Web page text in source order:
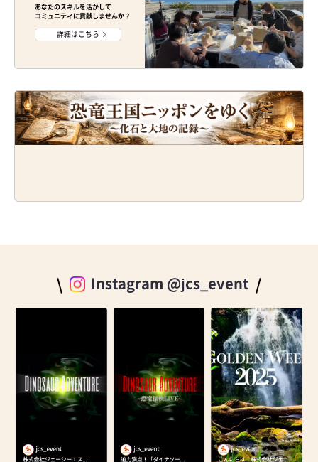
あなたのスキルを活かして
コミュニティに貢献しませんか？
詳細はこちら
Instagram @jcs_event